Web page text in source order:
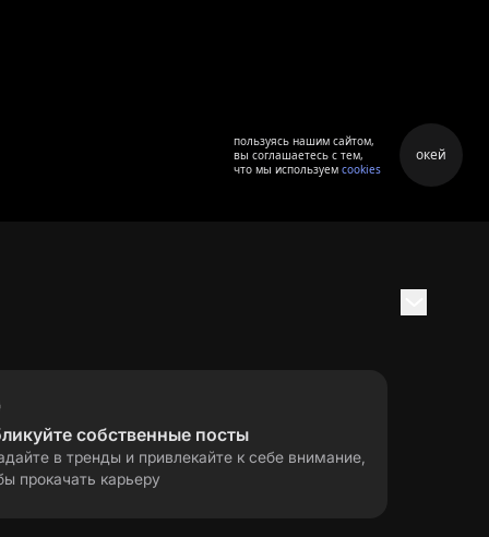
собственные посты
в тренды и привлекайте к себе внимание,
прокачать карьеру
пользуясь нашим сайтом,
вы соглашаетесь с тем,
что мы используем cookies
окей